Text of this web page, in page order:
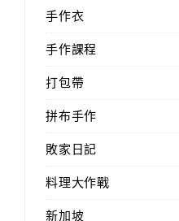
手作衣
手作課程
打包帶
拼布手作
敗家日記
料理大作戰
新加坡